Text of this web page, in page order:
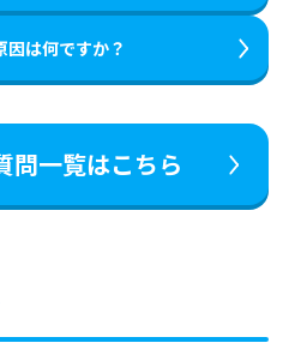
因は何ですか？
問一覧はこちら